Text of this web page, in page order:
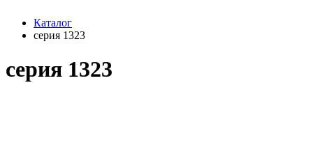
Каталог
серия 1323
серия 1323